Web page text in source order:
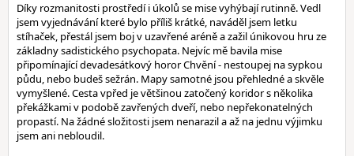
Díky rozmanitosti prostředí i úkolů se mise vyhýbají rutinně. Vedl
jsem vyjednávání které bylo příliš krátké, naváděl jsem letku
stíhaček, přestál jsem boj v uzavřené aréně a zažil únikovou hru ze
základny sadistického psychopata. Nejvíc mě bavila mise
připomínající devadesátkový horor Chvění - nestoupej na sypkou
půdu, nebo budeš sežrán. Mapy samotné jsou přehledné a skvěle
vymyšlené. Cesta vpřed je většinou zatočený koridor s několika
překážkami v podobě zavřených dveří, nebo nepřekonatelných
propastí. Na žádné složitosti jsem nenarazil a až na jednu výjimku
jsem ani nebloudil.